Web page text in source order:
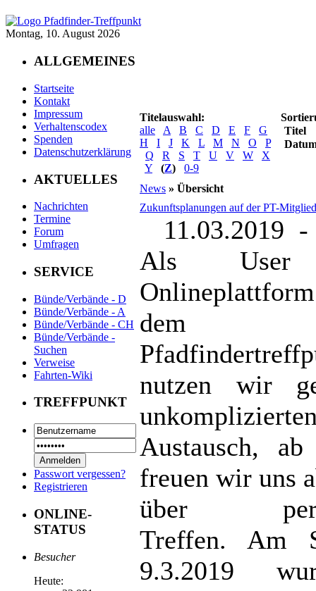
Montag, 10. August 2026
ALLGEMEINES
Startseite
Kontakt
Impressum
Verhaltenscodex
Spenden
Datenschutzerklärung
AKTUELLES
Nachrichten
Termine
Forum
Umfragen
SERVICE
Bünde/Verbände - D
Bünde/Verbände - A
Bünde/Verbände - CH
Bünde/Verbände -
Suchen
Verweise
Fahrten-Wiki
TREFFPUNKT
Passwort vergessen?
Registrieren
ONLINE-
STATUS
Besucher
Heute:
Titelauswahl:
alle
A B C D E F
G
H
I J K L M N O
P
Q
R S T U V W
X
Y
(Z) 0-9
Titel
News » Übersicht
Zukunftsplanungen auf der PT-
11.03.2019
Als User
dem
nutzen wir
Austausch,
freuen wir uns
über
Treffen. Am
9.3.2019